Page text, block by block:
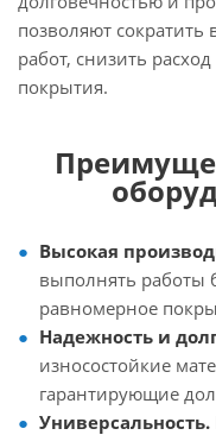
позволяют
работ, снизить
покрытия.
Высокая
выполнять работы
равномерное
Надежность и
износостойкие
гарантирующие
Универсальность.